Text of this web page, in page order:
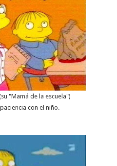
"Mamá de la escuela")
con el niño.